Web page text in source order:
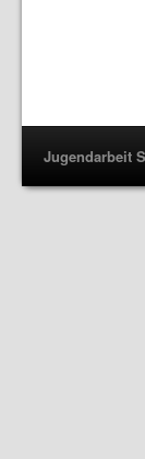
Jugendarbeit